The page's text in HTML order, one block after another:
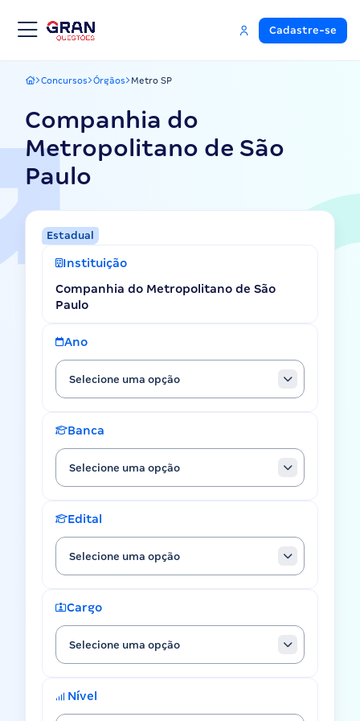
Cadastre-se
Gran Questões
Concursos Órgãos Metro SP
Companhia do
Metropolitano de São
Paulo
Estadual
Instituição
Companhia do Metropolitano de São
Paulo
Ano
Selecione uma opção
Banca
Selecione uma opção
Edital
Selecione uma opção
Cargo
Selecione uma opção
Nível